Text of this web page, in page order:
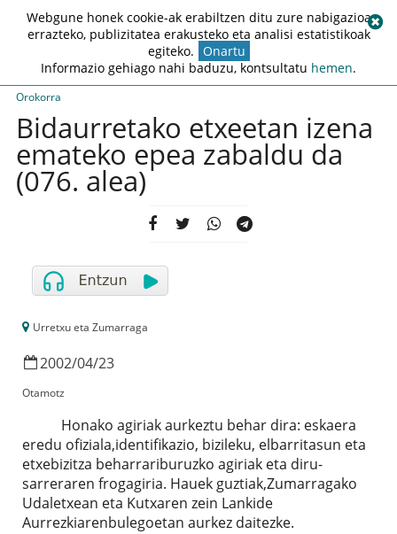
Orokorra
Bidaurretako etxeetan izena
emateko epea zabaldu da
(076. alea)
Urretxu eta Zumarraga
2002/04/23
Otamotz
Honako agiriak aurkeztu behar dira: eskaera
eredu ofiziala,identifikazio, bizileku, elbarritasun eta
etxebizitza beharrariburuzko agiriak eta diru-
sarreraren frogagiria. Hauek guztiak,Zumarragako
Udaletxean eta Kutxaren zein Lankide
Aurrezkiarenbulegoetan aurkez daitezke.
Webgune honek cookie-ak erabiltzen ditu zure nabigazioa
errazteko, publizitatea erakusteko eta analisi estatistikoak
egiteko. Onartu
Informazio gehiago nahi baduzu, kontsultatu hemen.